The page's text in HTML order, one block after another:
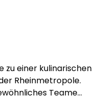
einer kulinarischen
Rheinmetropole.
Teame…